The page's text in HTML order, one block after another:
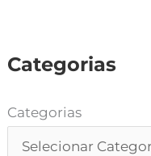
Categorias
Categorias